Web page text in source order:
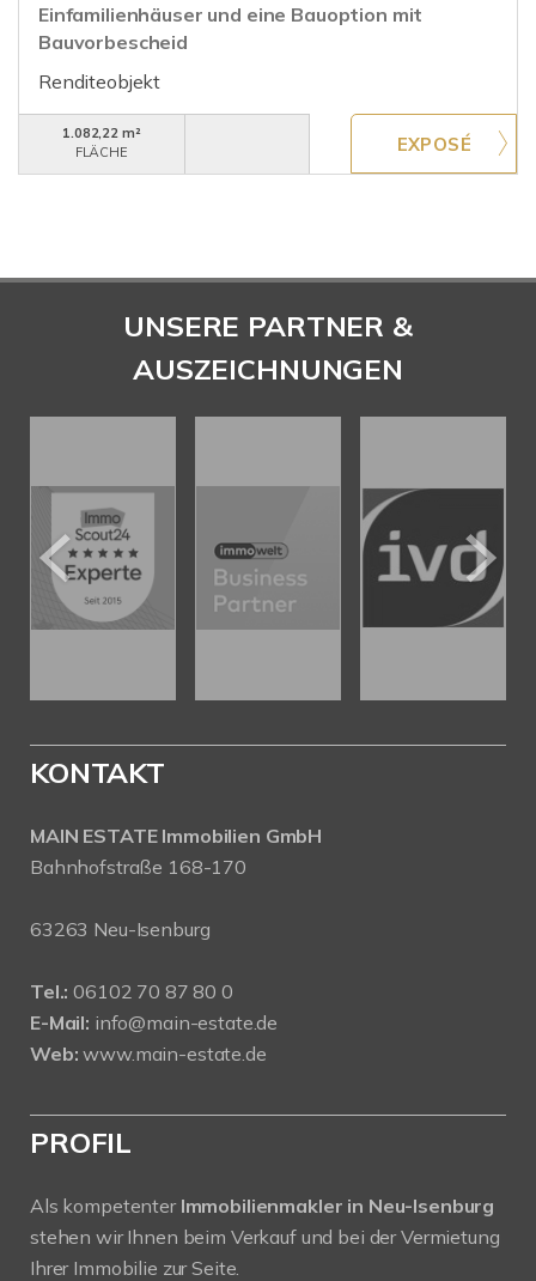
Einfamilienhäuser und eine Bauoption mit
Bauvorbescheid
Renditeobjekt
1.082,22 m²
FLÄCHE
UNSERE PARTNER &
AUSZEICHNUNGEN
KONTAKT
MAIN ESTATE Immobilien GmbH
Bahnhofstraße 168-170
63263 Neu-Isenburg
Tel.: 06102 70 87 80 0
E-Mail: info@main-estate.de
Web: www.main-estate.de
PROFIL
Als kompetenter Immobilienmakler in Neu-Isenburg
stehen wir Ihnen beim Verkauf und bei der Vermietung
Ihrer Immobilie zur Seite.